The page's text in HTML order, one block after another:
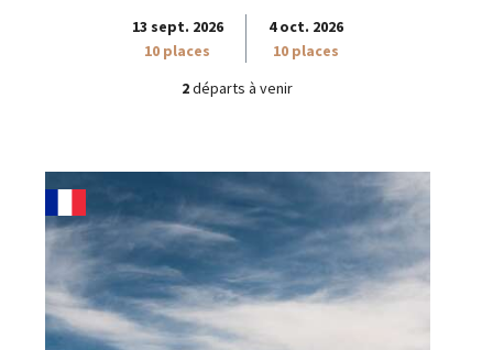
13 sept. 2026
10 places
4 oct. 2026
10 places
2départs à venir